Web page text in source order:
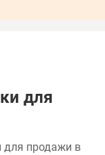
для
для продажи в